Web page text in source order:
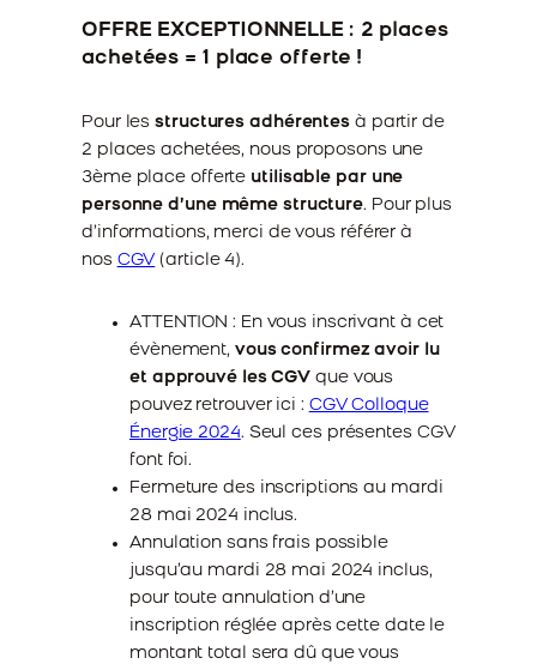
OFFRE EXCEPTIONNELLE : 2 places
achetées = 1 place offerte !
Pour lesstructures adhérentes à partir de
2 places achetées, nous proposons une
3ème place offerte utilisable par une
personne d’une même structure. Pour plus
d’informations, merci de vous référer à
nos CGV (article 4).
ATTENTION : En vous inscrivant à cet
évènement, vous confirmez avoir lu
et approuvé les CGV que vous
pouvez retrouver ici : CGV Colloque
Énergie 2024. Seul ces présentes CGV
font foi.
Fermeture des inscriptions au mardi
28 mai 2024 inclus.
Annulation sans frais possible
jusqu’au mardi 28 mai 2024 inclus,
pour toute annulation d’une
inscription réglée après cette date le
montant total sera dû que vous